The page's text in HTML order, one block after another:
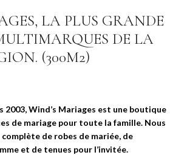
LA PLUS GRANDE
DE LA
(300M2)
2003, Wind’s Mariages est une boutique
de mariage pour toute la famille. Nous
de robes de mariée, de
et de tenues pour l’invitée.